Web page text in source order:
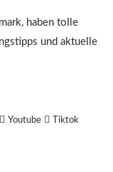
haben tolle
und aktuelle
Youtube Tiktok